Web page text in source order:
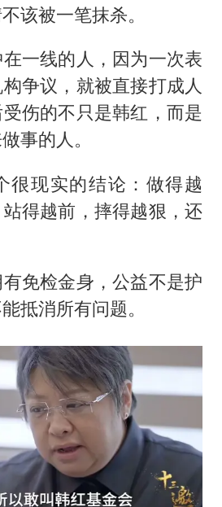
该被一笔抹杀。
一线的人，因为一次表
争议，就被直接打成人
伤的不只是韩红，而是
事的人。
很现实的结论：做得越
得越前，摔得越狠，还
免检金身，公益不是护
抵消所有问题。